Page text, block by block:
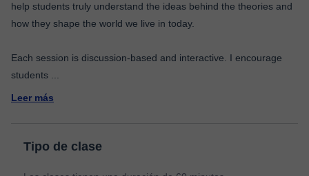
help students truly understand the ideas behind the theories and
how they shape the world we live in today.
Each session is discussion-based and interactive. I encourage
students
Leer más
Tipo de clase